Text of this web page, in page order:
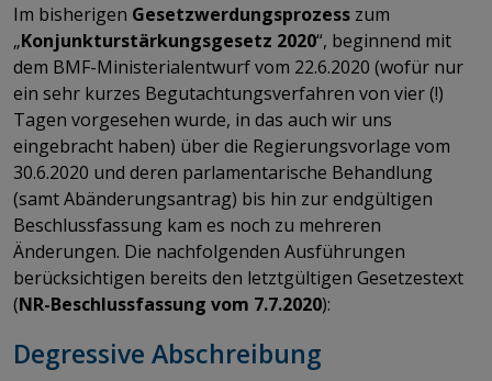
Im bisherigen Gesetzwerdungsprozess zum
„Konjunkturstärkungsgesetz 2020“, beginnend mit
dem BMF-Ministerialentwurf vom 22.6.2020 (wofür nur
ein sehr kurzes Begutachtungsverfahren von vier (!)
Tagen vorgesehen wurde, in das auch wir uns
eingebracht haben) über die Regierungsvorlage vom
30.6.2020 und deren parlamentarische Behandlung
(samt Abänderungsantrag) bis hin zur endgültigen
Beschlussfassung kam es noch zu mehreren
Änderungen. Die nachfolgenden Ausführungen
berücksichtigen bereits den letztgültigen Gesetzestext
(NR-Beschlussfassung vom 7.7.2020):
Degressive Abschreibung